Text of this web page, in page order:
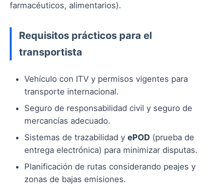
farmacéuticos, alimentarios).
Requisitos prácticos para el
transportista
Vehículo con ITV y permisos vigentes para
transporte internacional.
Seguro de responsabilidad civil y seguro de
mercancías adecuado.
Sistemas de trazabilidad y ePOD (prueba de
entrega electrónica) para minimizar disputas.
Planificación de rutas considerando peajes y
zonas de bajas emisiones.